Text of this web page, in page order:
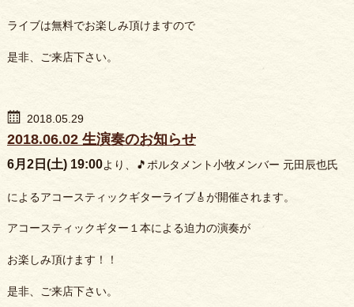
ライブは無料でお楽しみ頂けますので
是非、ご来店下さい。
2018.05.29
2018.06.02 生演奏のお知らせ
6月2日(土) 19:00より、🎵ポルタメント小牧メンバー 元田辰也氏
によるアコースティックギターライブ🎸が開催されます。
アコースティックギター１本による迫力の演奏が
お楽しみ頂けます！！
是非、ご来店下さい。